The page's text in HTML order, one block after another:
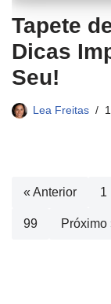
Tapete
Dicas
Seu!
Lea Freitas
« Anterior 1
99 Próximo